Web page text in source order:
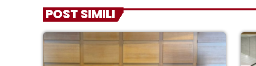
POST SIMILI